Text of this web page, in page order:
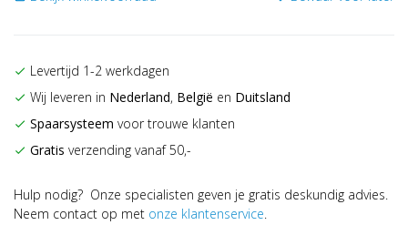
check Levertijd 1-2 werkdagen
check Wij leveren in Nederland, België en Duitsland
check Spaarsysteem voor trouwe klanten
check Gratis verzending vanaf 50,-
Hulp nodig? Onze specialisten geven je gratis deskundig advies.
Neem contact op met onze klantenservice.